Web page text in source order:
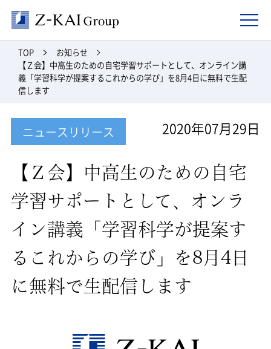
TOP
お知らせ
【Ｚ会】中高生のための自宅学習サポートとして、オンライン講
義「学習科学が提案するこれからの学び」を8月4日に無料で生配
信します
ニュースリリース 2020年07月29日
【Ｚ会】中高生のための自宅
学習サポートとして、オンラ
イン講義「学習科学が提案す
るこれからの学び」を8月4日
に無料で生配信します